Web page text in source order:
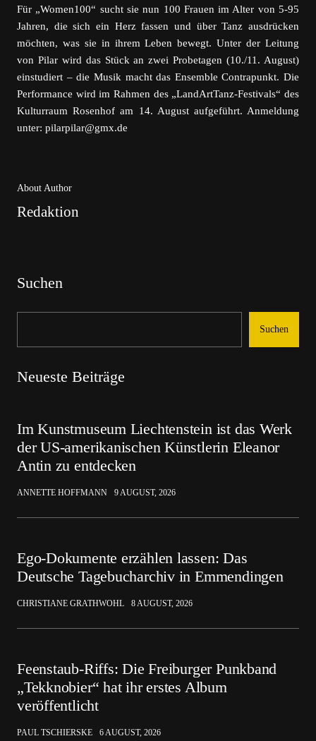
Für „Women100“ sucht sie nun 100 Frauen im Alter von 5-95
Jahren, die sich ein Herz fassen und über Tanz ausdrücken
möchten, was sie in ihrem Leben bewegt. Unter der Leitung
von Pilar wird das Stück an zwei Probetagen (10./11. August)
einstudiert – die Musik macht das Ensemble Contrapunkt. Die
Performance wird im Rahmen des „LandArtTanz-Festivals“ des
Kulturraum Rosenhof am 14. August aufgeführt. Anmeldung
unter: pilarpilar@gmx.de
About Author
Redaktion
Suchen
Suchen
Neueste Beiträge
Im Kunstmuseum Liechtenstein ist das Werk
der US-amerikanischen Künstlerin Eleanor
Antin zu entdecken
ANNETTE HOFFMANN 9 AUGUST, 2026
Ego-Dokumente erzählen lassen: Das
Deutsche Tagebucharchiv in Emmendingen
CHRISTIANE GRATHWOHL 8 AUGUST, 2026
Feenstaub-Riffs: Die Freiburger Punkband
„Tekknobier“ hat ihr erstes Album
veröffentlicht
PAUL TSCHIERSKE 6 AUGUST, 2026